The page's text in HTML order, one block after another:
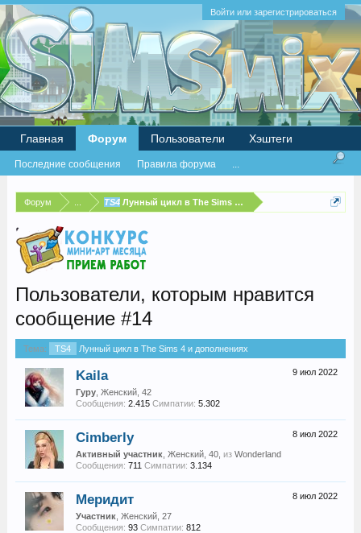
Войти или зарегистрироваться
Форум TS4Лунный цикл в The Sims 4 и дополнениях
Пользователи, которым нравится
сообщение #14
Тема: TS4 Лунный цикл в The Sims 4 и дополнениях
9 июл 2022
Kaila
Гуру, Женский, 42
Сообщения: 2.415 Симпатии: 5.302
8 июл 2022
Cimberly
Активный участник, Женский, 40, из Wonderland
Сообщения: 711 Симпатии: 3.134
8 июл 2022
Меридит
Участник, Женский, 27
Сообщения: 93 Симпатии: 812
Главная Форум
Последние сообщения Правила форума ...
Пользователи Хэштеги